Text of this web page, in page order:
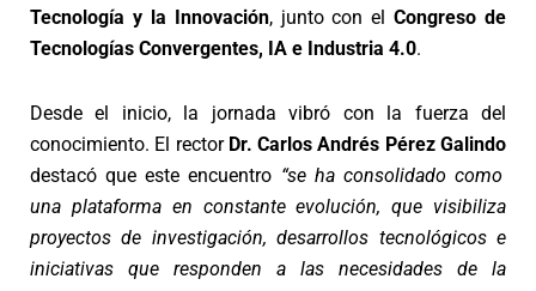
Tecnología y la Innovación, junto con elCongreso de
Tecnologías Convergentes, IA e Industria 4.0.
Desde el inicio, la jornada vibró con la fuerza del
conocimiento. El rector Dr. Carlos Andrés Pérez Galindo
destacó que este encuentro “se ha consolidado como
una plataforma en constante evolución, que visibiliza
proyectos de investigación, desarrollos tecnológicos e
iniciativas que responden a las necesidades de la